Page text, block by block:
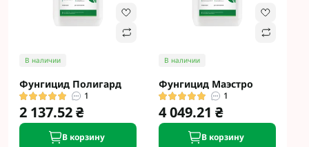
В наличии
Фунгицид Полигард
1
2 137.52 ₴
В корзину
В наличии
Фунгицид Маэстро
1
4 049.21 ₴
В корзину